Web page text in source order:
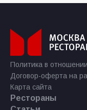
Политика в
Договор-оферта на
Карта сайта
Рестораны